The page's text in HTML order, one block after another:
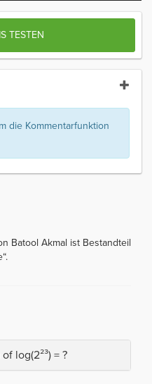
TESTEN
die Kommentarfunktion
Batool Akmal ist Bestandteil
log(2²³) = ?